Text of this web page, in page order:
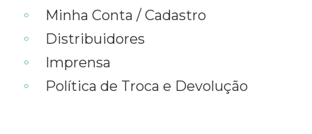
Minha Conta / Cadastro
Distribuidores
Imprensa
Política de Troca e Devolução